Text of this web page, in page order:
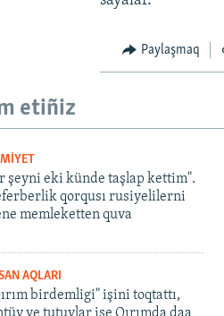
Paylaşmaq
etiñiz
şeyni eki künde taşlap kettim".
qorqusı rusiyelilerni
memleketten quva
AQLARI
birdemligi" işini toqtattı,
ve tutuvlar ise Qırımda daa